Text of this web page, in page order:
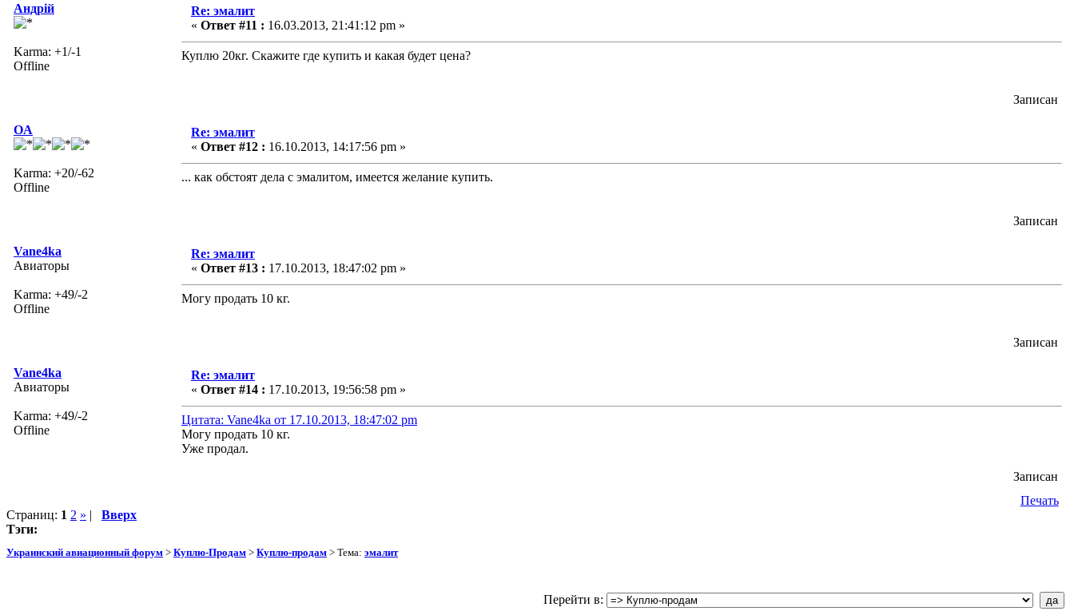
Андрій
Karma: +1/-1
Offline
Re: эмалит
« Ответ #11 : 16.03.2013, 21:41:12 pm »
Куплю 20кг. Скажите где купить и какая будет цена?
Записан
OA
Karma: +20/-62
Offline
Re: эмалит
« Ответ #12 : 16.10.2013, 14:17:56 pm »
... как обстоят дела с эмалитом, имеется желание купить.
Записан
Vane4ka
Авиаторы
Karma: +49/-2
Offline
Re: эмалит
« Ответ #13 : 17.10.2013, 18:47:02 pm »
Могу продать 10 кг.
Записан
Vane4ka
Авиаторы
Karma: +49/-2
Offline
Re: эмалит
« Ответ #14 : 17.10.2013, 19:56:58 pm »
Цитата: Vane4ka от 17.10.2013, 18:47:02 pm
Могу продать 10 кг.
Уже продал.
Записан
Печать
Страниц: 1 2 » | Вверх
Тэги:
Украинский авиационный форум > Куплю-Продам > Куплю-продам > Тема: эмалит
Перейти в: